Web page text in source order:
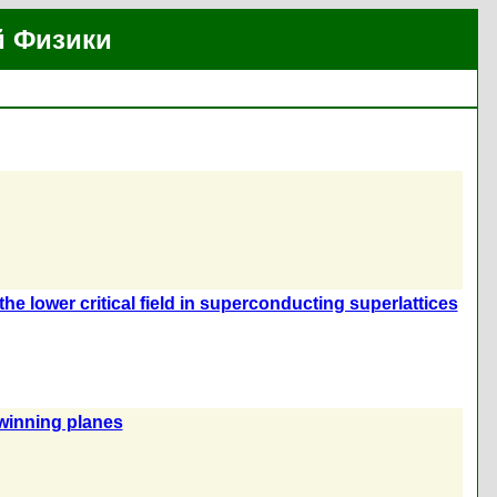
Физики
lower critical field in superconducting superlattices
planes